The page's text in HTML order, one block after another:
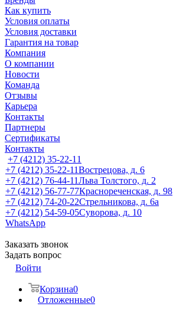
Как купить
Условия оплаты
Условия доставки
Гарантия на товар
Компания
О компании
Новости
Команда
Отзывы
Карьера
Контакты
Партнеры
Сертификаты
Контакты
+7 (4212) 35-22-11
+7 (4212) 35-22-11Вострецова, д. 6
+7 (4212) 76-44-11Льва Толстого, д. 2
+7 (4212) 56-77-77Краснореченская, д. 98
+7 (4212) 74-20-22Стрельникова, д. 6а
+7 (4212) 54-59-05Суворова, д. 10
WhatsApp
Заказать звонок
Задать вопрос
Войти
Корзина0
Отложенные0